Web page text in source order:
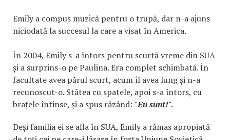
Emily a compus muzică pentru o trupă, dar n-a ajuns
niciodată la succesul la care a visat în America.
În 2004, Emily s-a întors pentru scurtă vreme din SUA
și a surprins-o pe Paulina. Era complet schimbată. În
facultate avea părul scurt, acum îl avea lung și n-a
recunoscut-o. Stătea cu spatele, apoi s-a întors, cu
brațele întinse, și a spus râzând: "Eu sunt!".
Deși familia ei se afla în SUA, Emily a rămas apropiată